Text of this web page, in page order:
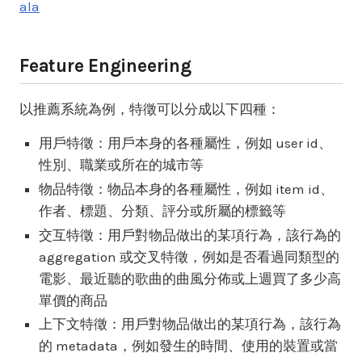
ala
Feature Engineering
以推薦系統為例，特徵可以分成以下四種：
用戶特徵：用戶本身的各種屬性，例如 user id、
性別、職業或所在的城市等
物品特徵：物品本身的各種屬性，例如 item id、
作者、標題、分類、評分或所屬的標籤等
交互特徵：用戶對物品做出的某項行為，該行為的
aggregation 或交叉特徵，例如是否看過同類型的
電影、最近聽的歌曲的曲風分佈或上週買了多少高
單價的商品
上下文特徵：用戶對物品做出的某項行為，該行為
的 metadata，例如發生的時間、使用的裝置或當